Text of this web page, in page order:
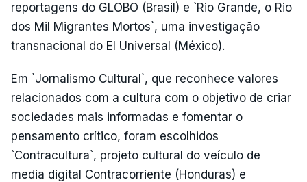
reportagens do GLOBO (Brasil) e `Rio Grande, o Rio
dos Mil Migrantes Mortos`, uma investigação
transnacional do El Universal (México).
Em `Jornalismo Cultural`, que reconhece valores
relacionados com a cultura com o objetivo de criar
sociedades mais informadas e fomentar o
pensamento crítico, foram escolhidos
`Contracultura`, projeto cultural do veículo de
media digital Contracorriente (Honduras) e